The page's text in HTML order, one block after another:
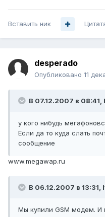
Вставить ник
desperado
Опубликовано 11
В 07.12.2007 в 08:41,
у кого нибудь
Если да то куда слать
сообщение
www.megawap.ru
В 06.12.2007 в 13:31,
Мы купили GSM модем.